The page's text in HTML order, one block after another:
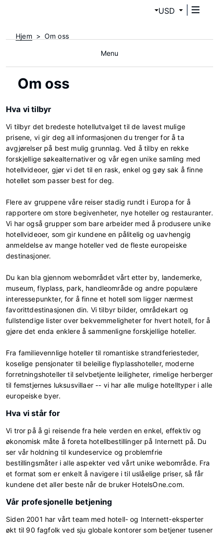
USD
Hjem Om oss
Menu
Om oss
Hva vi tilbyr
Vi tilbyr det bredeste hotellutvalget til de lavest mulige
prisene, vi gir deg all informasjonen du trenger for å ta
avgjørelser på best mulig grunnlag. Ved å tilby en rekke
forskjellige søkealternativer og vår egen unike samling med
hotellvideoer, gjør vi det til en rask, enkel og gøy sak å finne
hotellet som passer best for deg.
Flere av gruppene våre reiser stadig rundt i Europa for å
rapportere om store begivenheter, nye hoteller og restauranter.
Vi har også grupper som bare arbeider med å produsere unike
hotellvideoer, som gir kundene en pålitelig og uavhengig
anmeldelse av mange hoteller ved de fleste europeiske
destinasjoner.
Du kan bla gjennom webområdet vårt etter by, landemerke,
museum, flyplass, park, handleområde og andre populære
interessepunkter, for å finne et hotell som ligger nærmest
favorittdestinasjonen din. Vi tilbyr bilder, områdekart og
fullstendige lister over bekvemmeligheter for hvert hotell, for å
gjøre det enda enklere å sammenligne forskjellige hoteller.
Fra familievennlige hoteller til romantiske strandferiesteder,
koselige pensjonater til beleilige flyplasshoteller, moderne
forretningshoteller til selvbetjente leiligheter, rimelige herberger
til femstjernes luksusvillaer -- vi har alle mulige hotelltyper i alle
europeiske byer.
Hva vi står for
Vi tror på å gi reisende fra hele verden en enkel, effektiv og
økonomisk måte å foreta hotellbestillinger på Internett på. Du
ser vår holdning til kundeservice og problemfrie
bestillingsmåter i alle aspekter ved vårt unike webområde. Fra
et format som er enkelt å navigere i til uslåelige priser, så får
kundene det aller beste når de bruker HotelsOne.com.
Vår profesjonelle betjening
Siden 2001 har vårt team med hotell- og Internett-eksperter
økt til 90 fagfolk ved sju globale kontorer som betjener tusener